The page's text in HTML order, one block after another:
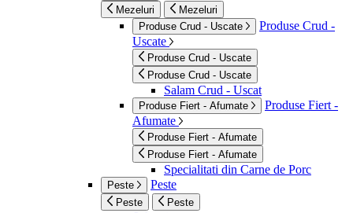
Mezeluri
Mezeluri
Produse Crud - Uscate
Produse Crud -
Uscate
Produse Crud - Uscate
Produse Crud - Uscate
Salam Crud - Uscat
Produse Fiert - Afumate
Produse Fiert -
Afumate
Produse Fiert - Afumate
Produse Fiert - Afumate
Specialitati din Carne de Porc
Peste Peste
Peste Peste